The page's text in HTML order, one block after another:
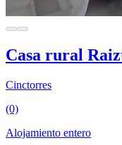
Casa rural
Cinctorres
(0)
Alojamiento entero